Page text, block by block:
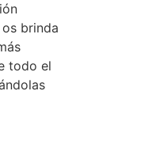
brinda
todo el